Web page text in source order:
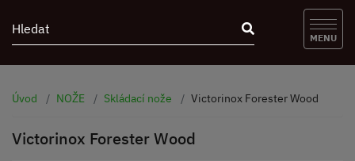
MENU
Úvod NOŽE Skládací nože Victorinox Forester Wood
Victorinox Forester Wood